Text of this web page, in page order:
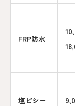
FRP防水
塩ビシー